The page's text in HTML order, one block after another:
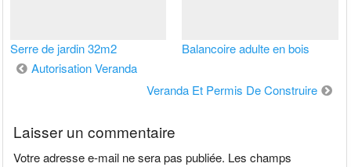
Serre de jardin 32m2 Balancoire adulte en bois
Navigation
Autorisation Veranda
Veranda Et Permis De Construire
Laisser un commentaire
Votre adresse e-mail ne sera pas publiée. Les champs